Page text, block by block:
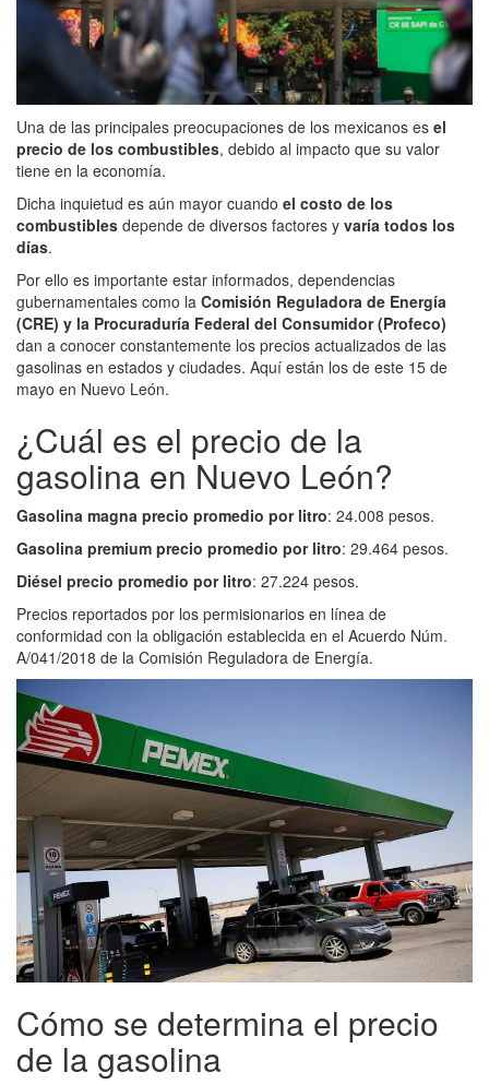
Una de las principales preocupaciones de los mexicanos es el
precio de los combustibles, debido al impacto que su valor
tiene en la economía.
Dicha inquietud es aún mayor cuando el costo de los
combustibles depende de diversos factores y varía todos los
días.
Por ello es importante estar informados, dependencias
gubernamentales como la Comisión Reguladora de Energía
(CRE) y la Procuraduría Federal del Consumidor (Profeco)
dan a conocer constantemente los precios actualizados de las
gasolinas en estados y ciudades. Aquí están los de este 15 de
mayo en Nuevo León.
¿Cuál es el precio de la
gasolina en Nuevo León?
Gasolina magna precio promedio por litro: 24.008 pesos.
Gasolina premium precio promedio por litro: 29.464 pesos.
Diésel precio promedio por litro: 27.224 pesos.
Precios reportados por los permisionarios en línea de
conformidad con la obligación establecida en el Acuerdo Núm.
A/041/2018 de la Comisión Reguladora de Energía.
Cómo se determina el precio
de la gasolina